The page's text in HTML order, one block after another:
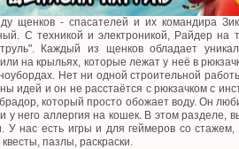
щенков - спасателей и их командира
С техникой и электроникой, Райдер
Каждый из щенков обладает
на крыльях, которые лежат у неё в
Нет ни одной строительной
идей и он не расстаётся с рюкзачком с
который просто обожает воду. Он
него аллергия на кошек. В этом разделе,
нас есть игры и для геймеров со стажем,
пазлы, раскраски.